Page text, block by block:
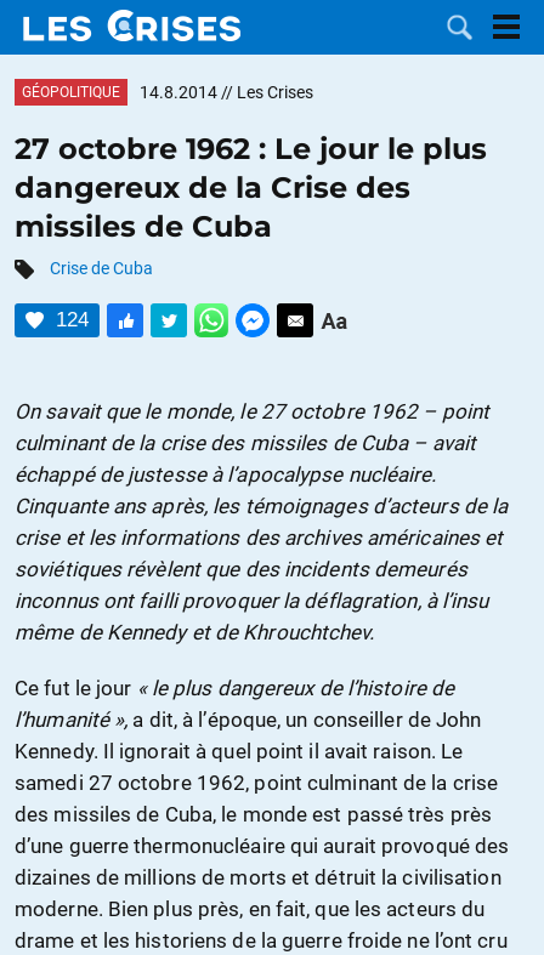
DOSSIERS
CATÉGORIES
MOTS CLÉS
CONTACTER
FAIRE UN
DON
GÉOPOLITIQUE 14.8.2014 // Les Crises
27 octobre 1962 : Le jour le plus
dangereux de la Crise des
missiles de Cuba
Crise de Cuba
124
On savait que le monde, le 27 octobre 1962 – point
culminant de la crise des missiles de Cuba – avait
échappé de justesse à l’apocalypse nucléaire.
Cinquante ans après, les témoignages d’acteurs de la
crise et les informations des archives américaines et
soviétiques révèlent que des incidents demeurés
inconnus ont failli provoquer la déflagration, à l’insu
même de Kennedy et de Khrouchtchev.
Ce fut le jour « le plus dangereux de l’histoire de
l’humanité », a dit, à l’époque, un conseiller de John
Kennedy. Il ignorait à quel point il avait raison. Le
samedi 27 octobre 1962, point culminant de la crise
des missiles de Cuba, le monde est passé très près
d’une guerre thermonucléaire qui aurait provoqué des
dizaines de millions de morts et détruit la civilisation
moderne. Bien plus près, en fait, que les acteurs du
drame et les historiens de la guerre froide ne l’ont cru